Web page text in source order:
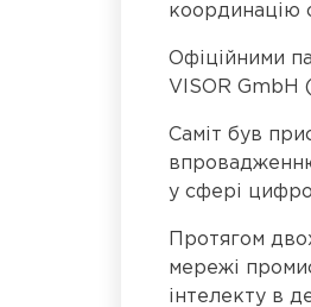
координацію
Офіційними
VISOR GmbH
Саміт був
у сфері
Протягом
мережі
інтелекту в